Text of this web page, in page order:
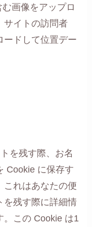
画像をアップロ
サイトの訪問者
ードして位置デー
を残す際、お名
Cookie に保存す
これはあなたの便
を残す際に詳細情
。この Cookie は1